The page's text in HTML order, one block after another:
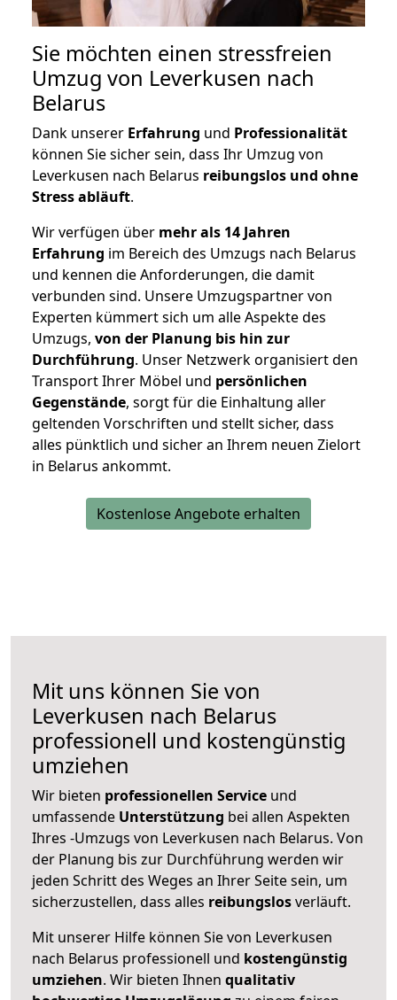
Sie möchten einen stressfreien
Umzug von Leverkusen nach
Belarus
Dank unserer Erfahrung und Professionalität
können Sie sicher sein, dass Ihr Umzug von
Leverkusen nach Belarus reibungslos und ohne
Stress abläuft.
Wir verfügen über mehr als 14 Jahren
Erfahrung im Bereich des Umzugs nach Belarus
und kennen die Anforderungen, die damit
verbunden sind. Unsere Umzugspartner von
Experten kümmert sich um alle Aspekte des
Umzugs, von der Planung bis hin zur
Durchführung. Unser Netzwerk organisiert den
Transport Ihrer Möbel und persönlichen
Gegenstände, sorgt für die Einhaltung aller
geltenden Vorschriften und stellt sicher, dass
alles pünktlich und sicher an Ihrem neuen Zielort
in Belarus ankommt.
Kostenlose Angebote erhalten
Mit uns können Sie von
Leverkusen nach Belarus
professionell und kostengünstig
umziehen
Wir bieten professionellen Service und
umfassende Unterstützung bei allen Aspekten
Ihres -Umzugs von Leverkusen nach Belarus. Von
der Planung bis zur Durchführung werden wir
jeden Schritt des Weges an Ihrer Seite sein, um
sicherzustellen, dass alles reibungslosverläuft.
Mit unserer Hilfe können Sie von Leverkusen
nach Belarus professionell und kostengünstig
umziehen. Wir bieten Ihnen qualitativ